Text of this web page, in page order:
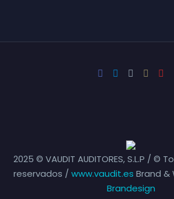
2025 © VAUDIT AUDITORES, S.L.P / ©
reservados / www.vaudit.es Brand &
Brandesign